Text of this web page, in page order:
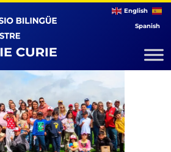
English
Spanish